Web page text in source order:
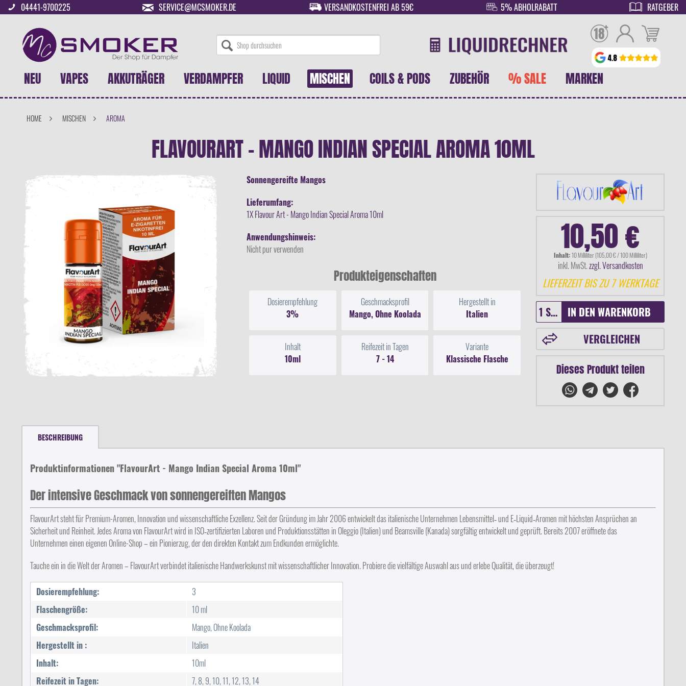
04441-9700225 SERVICE@MCSMOKER.DE VERSANDKOSTENFREI AB 59€ 5% ABHOLRABATT RATGEBER
NEU VAPES AKKUTRÄGER VERDAMPFER LIQUID MISCHEN COILS & PODS ZUBEHÖR % SALE MARKEN
HOME MISCHEN AROMA
FLAVOURART - MANGO INDIAN SPECIAL AROMA 10ML
Sonnengereifte Mangos
Lieferumfang:
1X Flavour Art - Mango Indian Special Aroma 10ml
Anwendungshinweis:
Nicht pur verwenden
Produkteigenschaften
Dosierempfehlung
3%
Geschmacksprofil
Mango, Ohne Koolada
Hergestellt in
Italien
Inhalt
10ml
Reifezeit in Tagen
7 - 14
Variante
Klassische Flasche
10,50 €
Inhalt:10 Milliliter (105,00 € / 100 Milliliter)
inkl. MwSt.zzgl. Versandkosten
LIEFERZEIT BIS ZU 7 WERKTAGE
IN DEN WARENKORB
VERGLEICHEN
Dieses Produkt teilen
BESCHREIBUNG
Produktinformationen "FlavourArt - Mango Indian Special Aroma 10ml"
Der intensive Geschmack von sonnengereiften Mangos
FlavourArt steht für Premium-Aromen, Innovation und wissenschaftliche Exzellenz. Seit der Gründung im Jahr 2006 entwickelt das italienische Unternehmen Lebensmittel‑ und E‑Liquid‑Aromen mit höchsten Ansprüchen an
Sicherheit und Reinheit. Jedes Aroma von FlavourArt wird in ISO‑zertifizierten Laboren und Produktionsstätten in Oleggio (Italien) und Beamsville (Kanada) sorgfältig entwickelt und geprüft. Bereits 2007 eröffnete das
Unternehmen einen eigenen Online-Shop – ein Pionierzug, der den direkten Kontakt zum Endkunden ermöglichte.
Tauche ein in die Welt der Aromen – FlavourArt verbindet italienische Handwerkskunst mit wissenschaftlicher Innovation. Probiere die vielfältige Auswahl aus und erlebe Qualität, die überzeugt!
Dosierempfehlung:
3
Flaschengröße:
10 ml
Geschmacksprofil:
Mango, Ohne Koolada
Hergestellt in :
Italien
Inhalt:
10ml
Reifezeit in Tagen:
7, 8, 9, 10, 11, 12, 13, 14